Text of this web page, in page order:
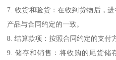
7. 收货和验货：在收到货物后，
产品与合同约定的一致。
8. 结算款项：按照合同约定的支付
9. 储存和销售：将收购的尾货储